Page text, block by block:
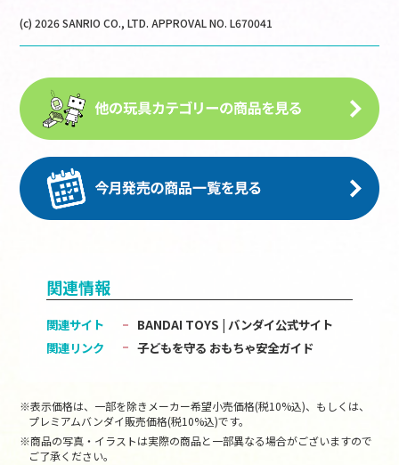
(c) 2026 SANRIO CO., LTD. APPROVAL NO. L670041
関連情報
関連サイト
BANDAI TOYS | バンダイ公式サイト
関連リンク
子どもを守る おもちゃ安全ガイド
※表示価格は、一部を除きメーカー希望小売価格(税10%込)、もしくは、
プレミアムバンダイ販売価格(税10%込)です。
※商品の写真・イラストは実際の商品と一部異なる場合がございますので
ご了承ください。